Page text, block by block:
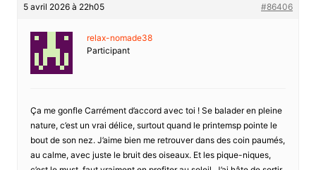
5 avril 2026 à 22h05 #86406
relax-nomade38
Participant
Ça me gonfle Carrément d’accord avec toi ! Se balader en pleine
nature, c’est un vrai délice, surtout quand le printemsp pointe le
bout de son nez. J’aime bien me retrouver dans des coin paumés,
au calme, avec juste le bruit des oiseaux. Et les pique-niques,